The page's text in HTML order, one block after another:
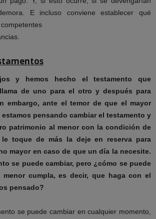
E incluso conviene establecer qué
y hemos hecho el testamento que
de uno para el otro y después para
embargo, ante el temor de que el mayor
pensando cambiar el testamento y
patrimonio al menor con la condición de
letoque de más la deje en reserva para
mayor en caso de que un día la necesite.
se puede cambiar, pero ¿cómo se puede
menor cumpla, es decir, que hagacon el
pensado?
se puede cambiar en cualquier momento,